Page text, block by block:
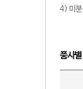
4) 미분
품사